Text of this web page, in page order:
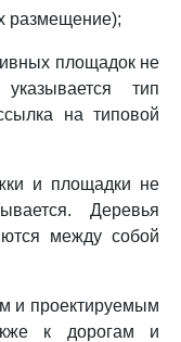
размещение);
площадок не
тип
на типовой
и площадки не
Деревья
между собой
и проектируемым
к дорогам и